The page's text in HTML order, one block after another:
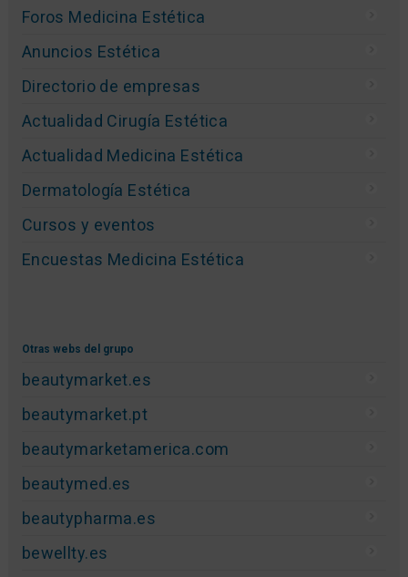
Foros Medicina Estética
Anuncios Estética
Directorio de empresas
Actualidad Cirugía Estética
Actualidad Medicina Estética
Dermatología Estética
Cursos y eventos
Encuestas Medicina Estética
Otras webs del grupo
beautymarket.es
beautymarket.pt
beautymarketamerica.com
beautymed.es
beautypharma.es
bewellty.es